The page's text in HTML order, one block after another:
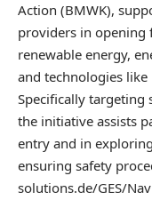
Action (BMWK),
providers in opening
renewable energy,
and technologies
Specifically targeting
the initiative assists
entry and in
ensuring safety
solutions.de/GES/